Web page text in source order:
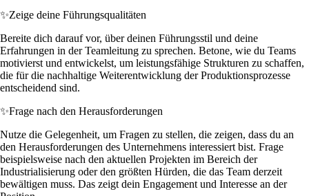
✨Zeige deine Führungsqualitäten
Bereite dich darauf vor, über deinen Führungsstil und deine
Erfahrungen in der Teamleitung zu sprechen. Betone, wie du Teams
motivierst und entwickelst, um leistungsfähige Strukturen zu schaffen,
die für die nachhaltige Weiterentwicklung der Produktionsprozesse
entscheidend sind.
✨Frage nach den Herausforderungen
Nutze die Gelegenheit, um Fragen zu stellen, die zeigen, dass du an
den Herausforderungen des Unternehmens interessiert bist. Frage
beispielsweise nach den aktuellen Projekten im Bereich der
Industrialisierung oder den größten Hürden, die das Team derzeit
bewältigen muss. Das zeigt dein Engagement und Interesse an der